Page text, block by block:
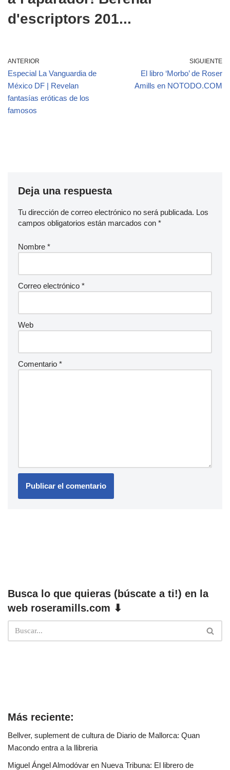
d'escriptors 201...
ANTERIOR
Especial La Vanguardia de
México DF | Revelan
fantasías eróticas de los
famosos
SIGUIENTE
El libro ‘Morbo’ de Roser
Amills en NOTODO.COM
Deja una respuesta
Tu dirección de correo electrónico no será publicada. Los
campos obligatorios están marcados con *
Nombre *
Correo electrónico *
Web
Comentario *
Busca lo que quieras (búscate a ti!) en la
web roseramills.com ⬇
Más reciente:
Bellver, suplement de cultura de Diario de Mallorca: Quan
Macondo entra a la llibreria
Miguel Ángel Almodóvar en Nueva Tribuna: El librero de